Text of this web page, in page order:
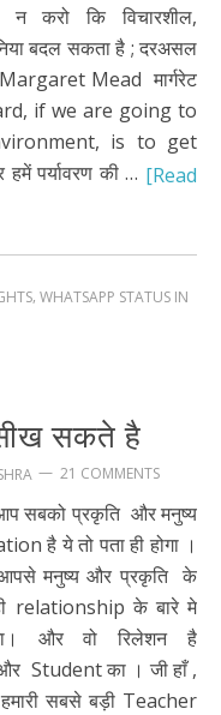
करो कि विचारशील,
बदल सकता है ; दरअसल
Mead मार्गरेट
if we are going to
is to get
पर्यावरण की … [Read
, WHATSAPP STATUS IN
सकते है
21 COMMENTS
सबको प्रकृति और मनुष्य
है ये तो पता ही होगा ।
मनुष्य और प्रकृति के
relationship के बारे मे
और वो रिलेशन है
Student का । जी हाँ ,
सबसे बड़ी Teacher